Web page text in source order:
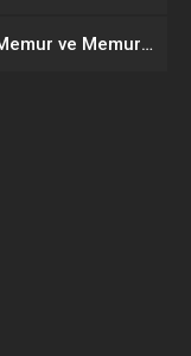
Hükümetin Memur ve Memur Emeklisine İlk Zam Teklifi Belli Oldu